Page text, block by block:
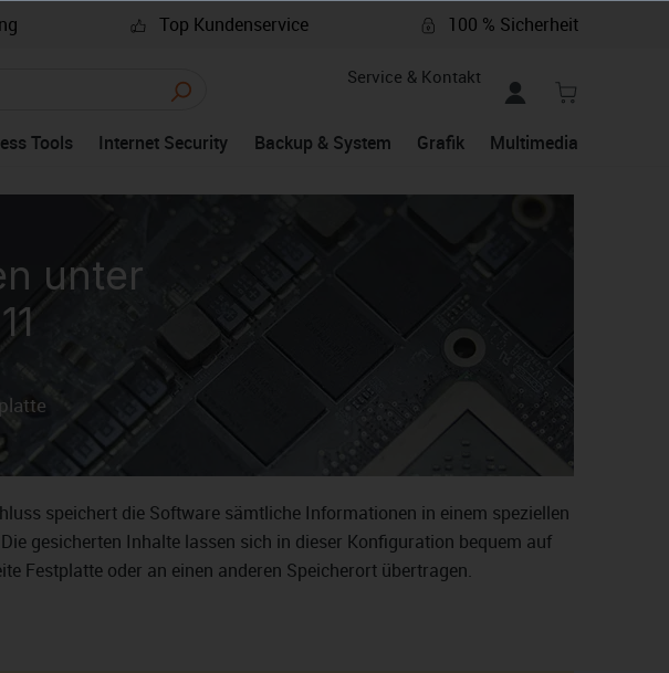
Top Kundenservice 100 % Sicherheit
Service & Kontakt
Tools Internet Security Backup & System Grafik Multimedia
unter
speichert die Software sämtliche Informationen in einem speziellen
gesicherten Inhalte lassen sich in dieser Konfiguration bequem auf
Festplatte oder an einen anderen Speicherort übertragen.